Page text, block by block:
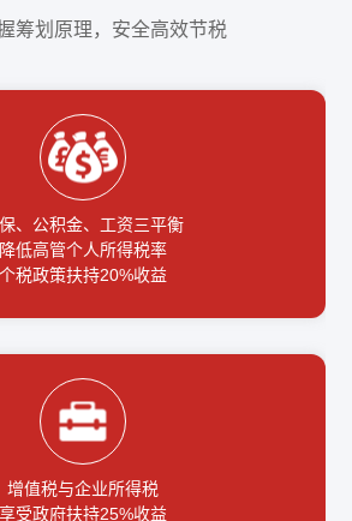
筹划原理，安全高效节税
、公积金、工资三平衡
降低高管个人所得税率
个税政策扶持20%收益
增值税与企业所得税
享受政府扶持25%收益